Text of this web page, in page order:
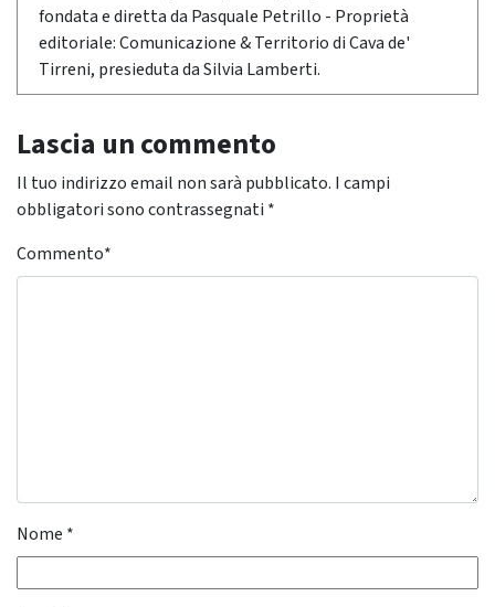
fondata e diretta da Pasquale Petrillo - Proprietà
editoriale: Comunicazione & Territorio di Cava de'
Tirreni, presieduta da Silvia Lamberti.
Lascia un commento
Il tuo indirizzo email non sarà pubblicato. I campi
obbligatori sono contrassegnati *
Commento*
Nome *